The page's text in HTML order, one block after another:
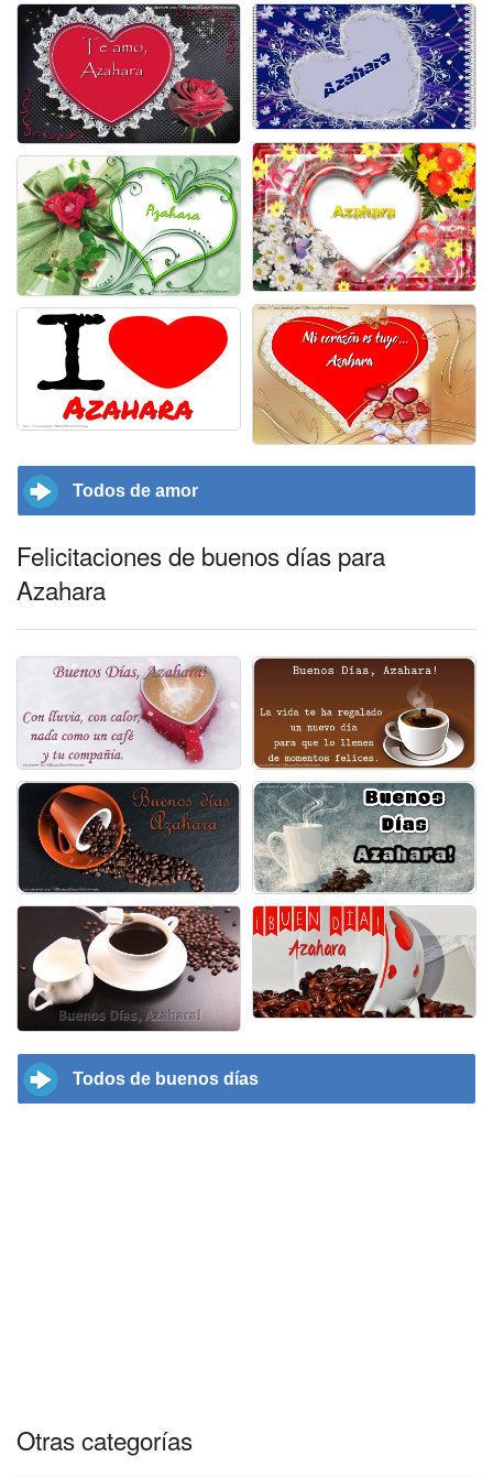
Todos de amor
Felicitaciones de buenos días para
Azahara
Todos de buenos días
Otras categorías